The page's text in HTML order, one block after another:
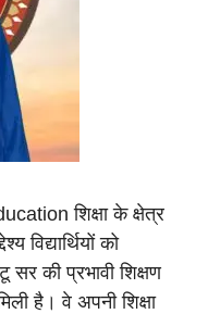
शिक्षा के क्षेत्र
विद्यार्थियों को
सर की प्रभावी शिक्षण
है। वे अपनी शिक्षा